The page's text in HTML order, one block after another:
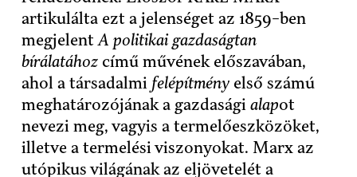
artikulálta ezt a jelenséget az 1859-ben
megjelentA politikai gazdaságtan
bírálatáhozcímű művének előszavában,
ahol a társadalmi felépítményelső számú
meghatározójának a gazdaságialapot
nevezi meg, vagyis a termelőeszközöket,
illetve a termelési viszonyokat. Marx az
utópikus világának az eljövetelét a